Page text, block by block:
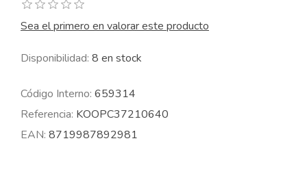
Sea el primero en valorar este producto
Disponibilidad: 8 en stock
Código Interno: 659314
Referencia: KOOPC37210640
EAN: 8719987892981